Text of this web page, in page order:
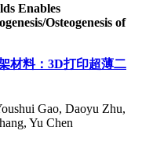
Enables
Osteogenesis of
材料：3D打印超薄二
Gao, Daoyu Zhu,
Yu Chen